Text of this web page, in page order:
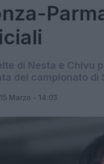
di Nesta e Chivu
del campionato di
Marzo - 14:03